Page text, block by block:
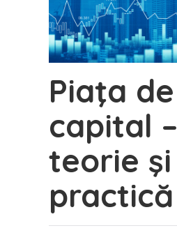
Piaţa de
capital –
teorie şi
practică